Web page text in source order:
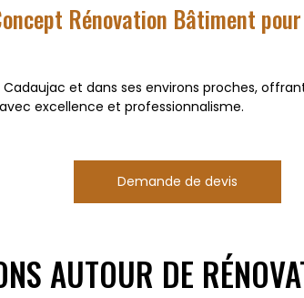
Rénovation Bâtiment
et dans ses environs proches,
excellence et professionnalisme.
Demande de devis
AUTOUR DE